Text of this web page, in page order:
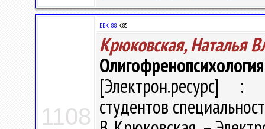
1108
ББК 88.К85
Крюковская, Наталья
Олигофренопсихология
[Электрон.ресурс] :
студентов